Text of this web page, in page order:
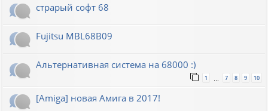
страрый софт 68
Fujitsu MBL68B09
Альтернативная система на 68000 :)
1 7 8 9 10
[Amiga] новая Амига в 2017!